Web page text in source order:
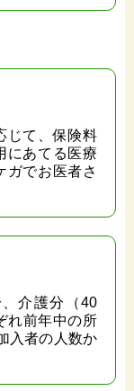
じて、保険料
にあてる医療
ガでお医者さ
介護分（40
れ前年中の所
入者の人数か